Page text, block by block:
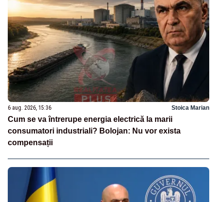
6 aug. 2026, 15:36 Stoica Marian
Cum se va întrerupe energia electrică la marii
consumatori industriali? Bolojan: Nu vor exista
compensații